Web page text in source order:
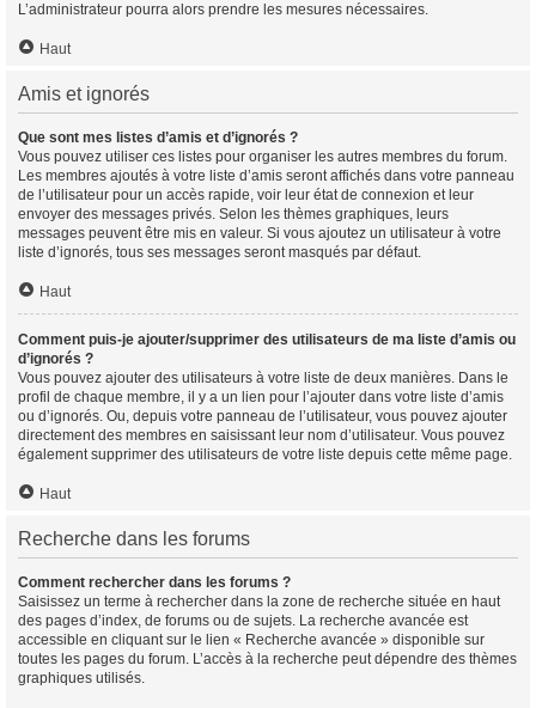
L’administrateur pourra alors prendre les mesures nécessaires.
Haut
Amis et ignorés
Que sont mes listes d’amis et d’ignorés ?
Vous pouvez utiliser ces listes pour organiser les autres membres du forum.
Les membres ajoutés à votre liste d’amis seront affichés dans votre panneau
de l’utilisateur pour un accès rapide, voir leur état de connexion et leur
envoyer des messages privés. Selon les thèmes graphiques, leurs
messages peuvent être mis en valeur. Si vous ajoutez un utilisateur à votre
liste d’ignorés, tous ses messages seront masqués par défaut.
Haut
Comment puis-je ajouter/supprimer des utilisateurs de ma liste d’amis ou
d’ignorés ?
Vous pouvez ajouter des utilisateurs à votre liste de deux manières. Dans le
profil de chaque membre, il y a un lien pour l’ajouter dans votre liste d’amis
ou d’ignorés. Ou, depuis votre panneau de l’utilisateur, vous pouvez ajouter
directement des membres en saisissant leur nom d’utilisateur. Vous pouvez
également supprimer des utilisateurs de votre liste depuis cette même page.
Haut
Recherche dans les forums
Comment rechercher dans les forums ?
Saisissez un terme à rechercher dans la zone de recherche située en haut
des pages d’index, de forums ou de sujets. La recherche avancée est
accessible en cliquant sur le lien « Recherche avancée » disponible sur
toutes les pages du forum. L’accès à la recherche peut dépendre des thèmes
graphiques utilisés.